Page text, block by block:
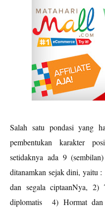
Salah satu pondasi yang
pembentukan karakter
setidaknya ada 9
ditanamkan sejak dini, yaitu
dan segala ciptaanNya, 2)
diplomatis
4) Hormat dan